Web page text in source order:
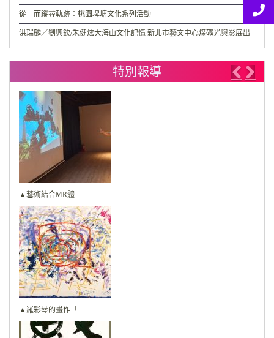
從一而蹤尋軌跡：桃園埤塘文化系列活動
洪瑞麟／劉興欽/朱健炫大海山文化記憶 新北市藝文中心煤礦光與影展出
特別報導
▲藝術結合MR體...
▲羅彩琴的畫作「...